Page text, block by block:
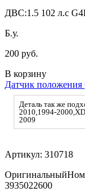
ДВС:1.5 102 л.с
Б.у.
200 руб.
В корзину
Датчик положения
Деталь так же
2010,1994-
2009
Артикул: 310718
3935022600